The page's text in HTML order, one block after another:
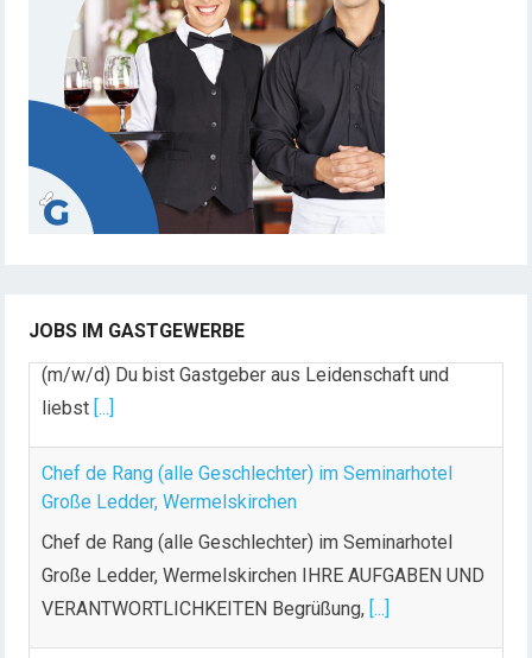
JOBS IM GASTGEWERBE
Chef de Rang (m/w/d) gesucht – Hotel 47° in
Konstanz
liebst[...]
Chef de Rang (alle Geschlechter) im Seminarhotel
Chef de Rang (alle Geschlechter) im Seminarhotel
Große Ledder, Wermelskirchen IHRE AUFGABEN UND
VERANTWORTLICHKEITEN Begrüßung,[...]
Sommelier (m/w/d) für Top-Adresse gesucht
Das Kronenschlösschen, ein familiengeführtes 4-